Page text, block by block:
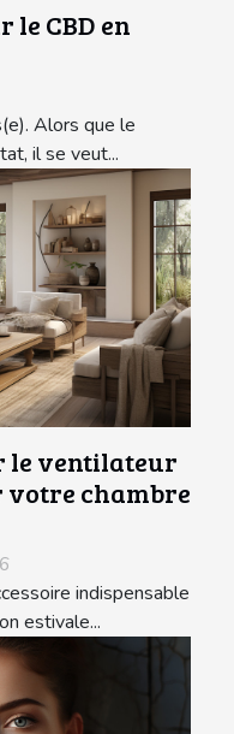
le CBD en
Alors que le
il se veut...
le ventilateur
chambre
indispensable
estivale...